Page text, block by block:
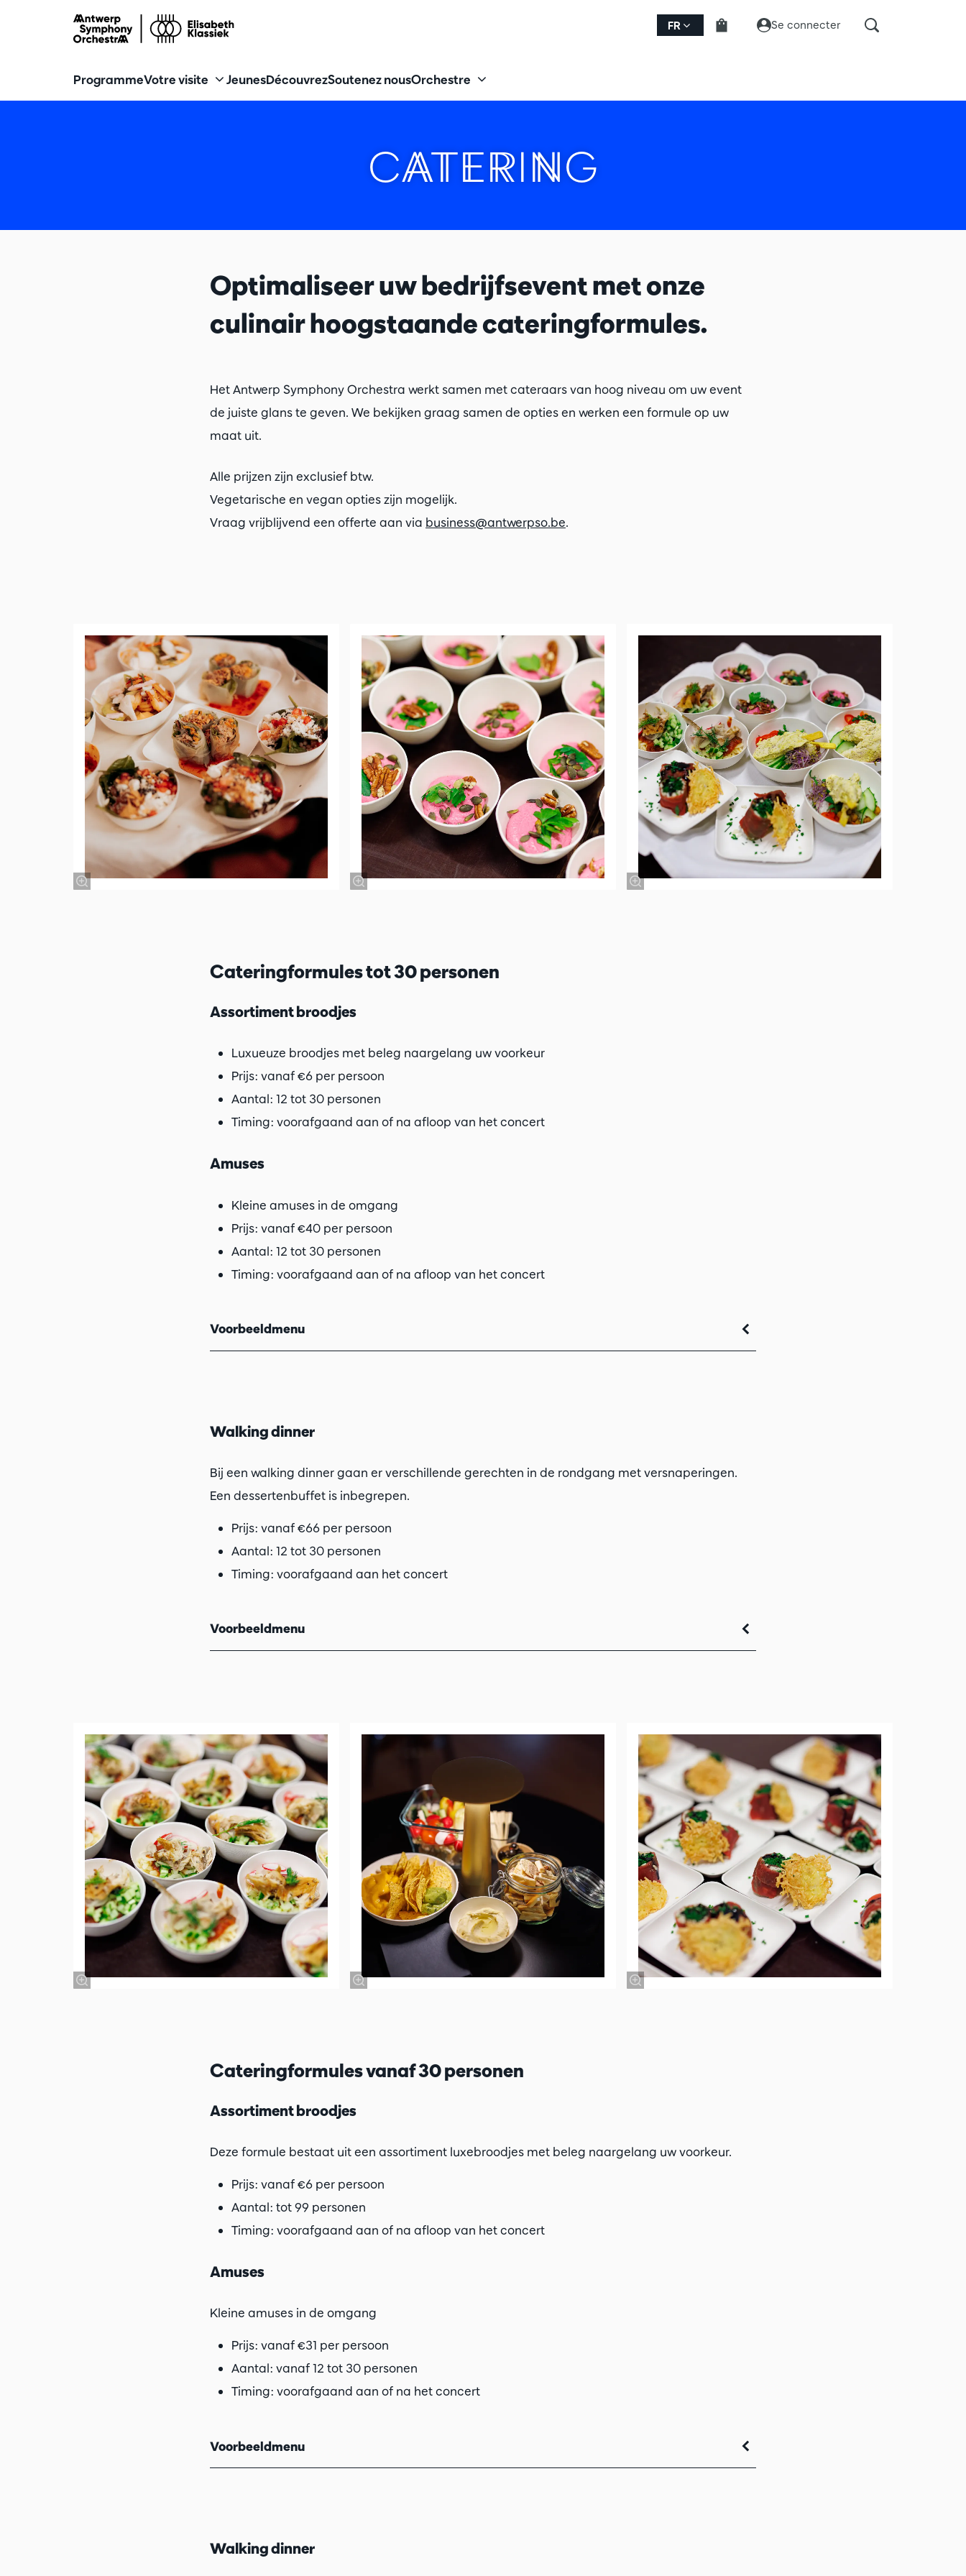
FR Se connecter
ProgrammeVotre visite JeunesDécouvrezSoutenez nousOrchestre
CATERING
Optimaliseer uw bedrijfsevent met onze
culinair hoogstaande cateringformules.
Het Antwerp Symphony Orchestra werkt samen met cateraars van hoog niveau om uw event
de juiste glans te geven. We bekijken graag samen de opties en werken een formule op uw
maat uit.
Alle prijzen zijn exclusief btw.
Vegetarische en vegan opties zijn mogelijk.
Vraag vrijblijvend een offerte aan via business@antwerpso.be.
Cateringformules tot 30 personen
Assortiment broodjes
Luxueuze broodjes met beleg naargelang uw voorkeur
Prijs: vanaf €6 per persoon
Aantal: 12 tot 30 personen
Timing: voorafgaand aan of na afloop van het concert
Amuses
Kleine amuses in de omgang
Prijs: vanaf €40 per persoon
Aantal: 12 tot 30 personen
Timing: voorafgaand aan of na afloop van het concert
Voorbeeldmenu
Walking dinner
Bij een walking dinner gaan er verschillende gerechten in de rondgang met versnaperingen.
Een dessertenbuffet is inbegrepen.
Prijs: vanaf €66 per persoon
Aantal: 12 tot 30 personen
Timing: voorafgaand aan het concert
Voorbeeldmenu
Cateringformules vanaf 30 personen
Assortiment broodjes
Deze formule bestaat uit een assortiment luxebroodjes met beleg naargelang uw voorkeur.
Prijs: vanaf €6 per persoon
Aantal: tot 99 personen
Timing: voorafgaand aan of na afloop van het concert
Amuses
Kleine amuses in de omgang
Prijs: vanaf €31 per persoon
Aantal: vanaf 12 tot 30 personen
Timing: voorafgaand aan of na het concert
Voorbeeldmenu
Walking dinner